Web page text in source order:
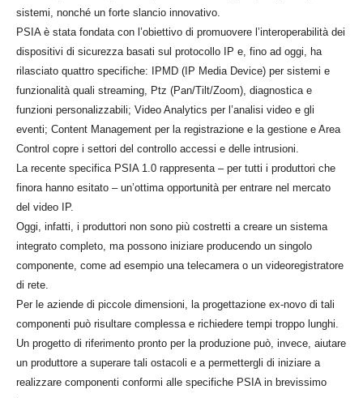
sistemi, nonché un forte slancio innovativo.
PSIA è stata fondata con l’obiettivo di promuovere l’interoperabilità dei
dispositivi di sicurezza basati sul protocollo IP e, fino ad oggi, ha
rilasciato quattro specifiche: IPMD (IP Media Device) per sistemi e
funzionalità quali streaming, Ptz (Pan/Tilt/Zoom), diagnostica e
funzioni personalizzabili; Video Analytics per l’analisi video e gli
eventi; Content Management per la registrazione e la gestione e Area
Control copre i settori del controllo accessi e delle intrusioni.
La recente specifica PSIA 1.0 rappresenta – per tutti i produttori che
finora hanno esitato – un’ottima opportunità per entrare nel mercato
del video IP.
Oggi, infatti, i produttori non sono più costretti a creare un sistema
integrato completo, ma possono iniziare producendo un singolo
componente, come ad esempio una telecamera o un videoregistratore
di rete.
Per le aziende di piccole dimensioni, la progettazione ex-novo di tali
componenti può risultare complessa e richiedere tempi troppo lunghi.
Un progetto di riferimento pronto per la produzione può, invece, aiutare
un produttore a superare tali ostacoli e a permettergli di iniziare a
realizzare componenti conformi alle specifiche PSIA in brevissimo